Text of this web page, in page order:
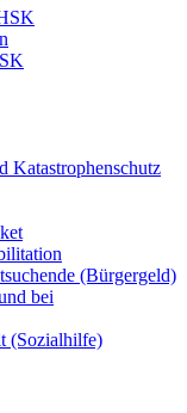
Katastrophenschutz
(Bürgergeld)
bei
(Sozialhilfe)